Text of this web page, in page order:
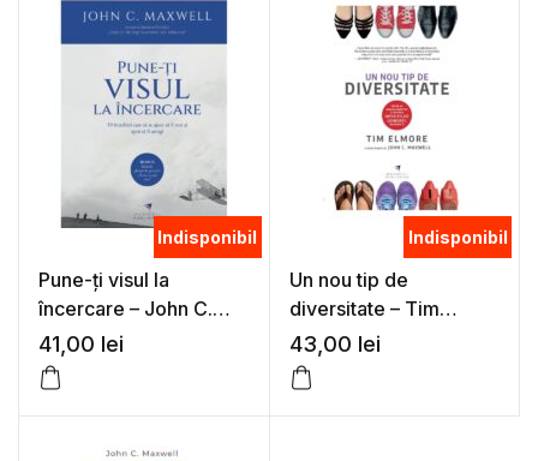
Indisponibil
Pune-ți visul la
încercare – John C.
Maxwell
41,00 lei
Indisponibil
Un nou tip de
diversitate – Tim
Elmore
43,00 lei